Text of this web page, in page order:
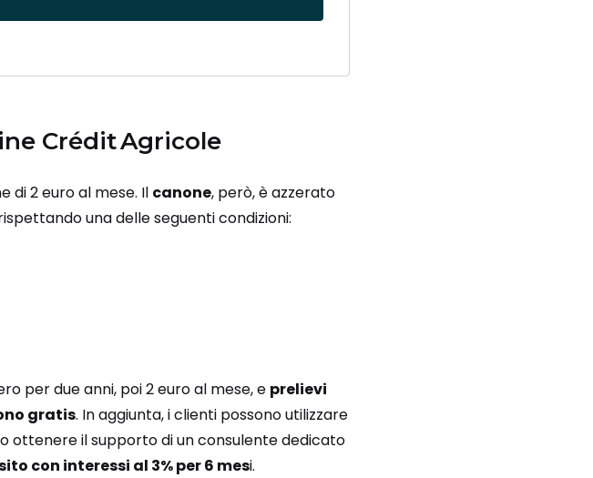
Crédit Agricole
di 2 euro al mese. Il canone, però, è azzerato
una delle seguenti condizioni:
per due anni, poi 2 euro al mese, e prelievi
gratis. In aggiunta, i clienti possono utilizzare
ottenere il supporto di un consulente dedicato
con interessi al 3% per 6 mesi.